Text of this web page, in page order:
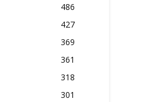
486
427
369
361
318
301